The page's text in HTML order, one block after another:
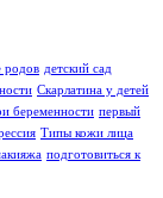
родов детский сад
Скарлатина у детей
беременности первый
Типы кожи лица
подготовиться к